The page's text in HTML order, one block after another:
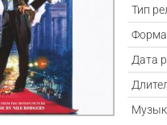
Тип
Дата